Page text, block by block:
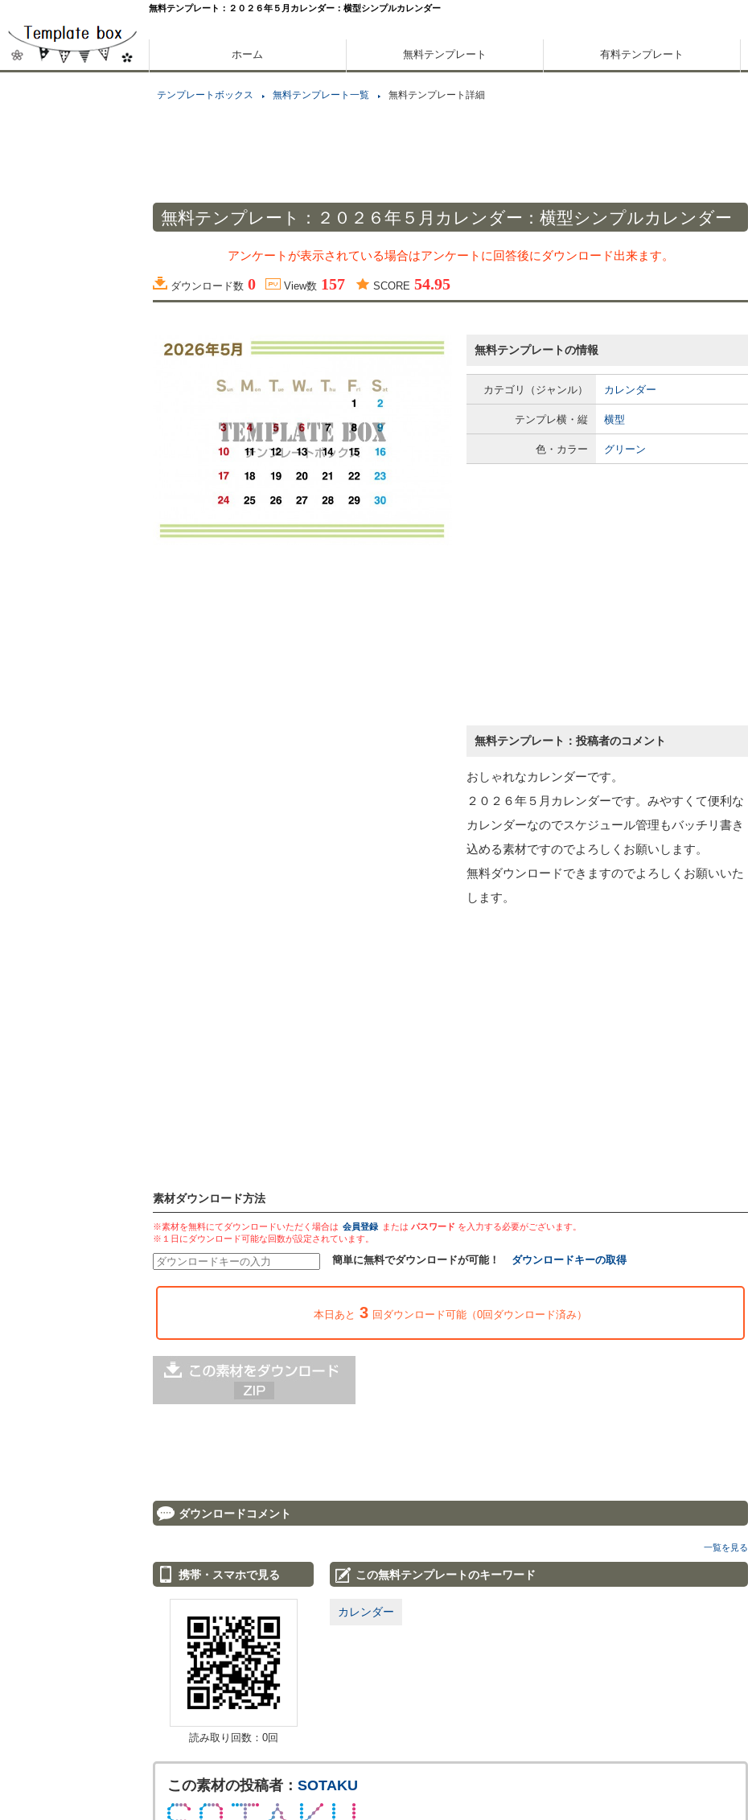
無料テンプレート：２０２６年５月カレンダー：横型シンプルカレンダー
ホーム 無料テンプレート 有料テンプレート
テンプレートボックス 無料テンプレート一覧 無料テンプレート詳細
無料テンプレート：２０２６年５月カレンダー：横型シンプルカレンダー
アンケートが表示されている場合はアンケートに回答後にダウンロード出来ます。
ダウンロード数 0 View数 157 SCORE 54.95
無料テンプレートの情報
カテゴリ（ジャンル） カレンダー
テンプレ横・縦 横型
色・カラー グリーン
無料テンプレート：投稿者のコメント
おしゃれなカレンダーです。
２０２６年５月カレンダーです。みやすくて便利な
カレンダーなのでスケジュール管理もバッチリ書き
込める素材ですのでよろしくお願いします。
無料ダウンロードできますのでよろしくお願いいた
します。
素材ダウンロード方法
※素材を無料にてダウンロードいただく場合は 会員登録 または パスワード を入力する必要がございます。
※１日にダウンロード可能な回数が設定されています。
簡単に無料でダウンロードが可能！ ダウンロードキーの取得
本日あと 3 回ダウンロード可能（0回ダウンロード済み）
ダウンロードコメント
一覧を見る
携帯・スマホで見る
読み取り回数：0回
この無料テンプレートのキーワード
カレンダー
この素材の投稿者： SOTAKU